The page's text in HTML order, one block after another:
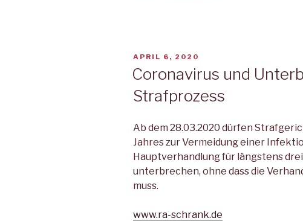
VERÖFFENTLICHT
APRIL 6, 2020
Coronavirus und
Strafprozess
Ab dem 28.03.2020 dürfen
Jahres zur Vermeidung einer
Hauptverhandlung für längstens
unterbrechen, ohne dass die
muss.
www.ra-schrank.de